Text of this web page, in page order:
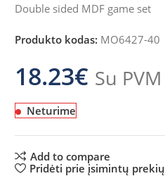
Double sided MDF game set
Produkto kodas: MO6427-40
18.23€ Su PVM
Neturime
Add to compare
Pridėti prie įsimintų prekių